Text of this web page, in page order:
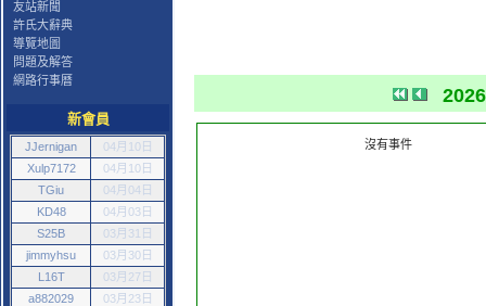
友站新聞
許氏大辭典
導覽地圖
問題及解答
網路行事曆
新會員
JJernigan
04月10日
Xulp7172
04月10日
TGiu
04月04日
KD48
04月03日
S25B
03月31日
jimmyhsu
03月30日
L16T
03月27日
a882029
03月23日
沒有事件